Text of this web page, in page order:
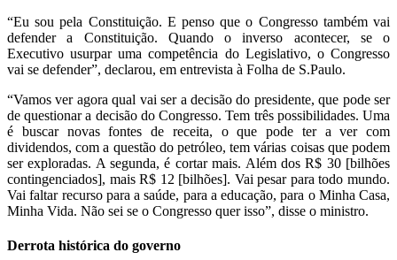
“Eu sou pela Constituição. E penso que o Congresso também vai
defender a Constituição. Quando o inverso acontecer, se o
Executivo usurpar uma competência do Legislativo, o Congresso
vai se defender”, declarou, em entrevista à Folha de S.Paulo.
“Vamos ver agora qual vai ser a decisão do presidente, que pode ser
de questionar a decisão do Congresso. Tem três possibilidades. Uma
é buscar novas fontes de receita, o que pode ter a ver com
dividendos, com a questão do petróleo, tem várias coisas que podem
ser exploradas. A segunda, é cortar mais. Além dos R$ 30 [bilhões
contingenciados], mais R$ 12 [bilhões]. Vai pesar para todo mundo.
Vai faltar recurso para a saúde, para a educação, para o Minha Casa,
Minha Vida. Não sei se o Congresso quer isso”, disse o ministro.
Derrota histórica do governo